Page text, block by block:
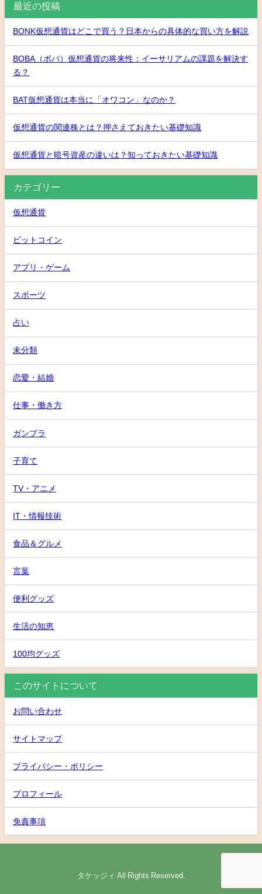
最近の投稿
BONK仮想通貨はどこで買う？日本からの具体的な買い方を解説
BOBA（ボバ）仮想通貨の将来性：イーサリアムの課題を解決す
る？
BAT仮想通貨は本当に「オワコン」なのか？
仮想通貨の関連株とは？押さえておきたい基礎知識
仮想通貨と暗号資産の違いは？知っておきたい基礎知識
カテゴリー
仮想通貨
ビットコイン
アプリ・ゲーム
スポーツ
占い
未分類
恋愛・結婚
仕事・働き方
ガンプラ
子育て
TV・アニメ
IT・情報技術
食品＆グルメ
言葉
便利グッズ
生活の知恵
100均グッズ
このサイトについて
お問い合わせ
サイトマップ
プライバシー・ポリシー
プロフィール
免責事項
タケッジィ All Rights Reserved.